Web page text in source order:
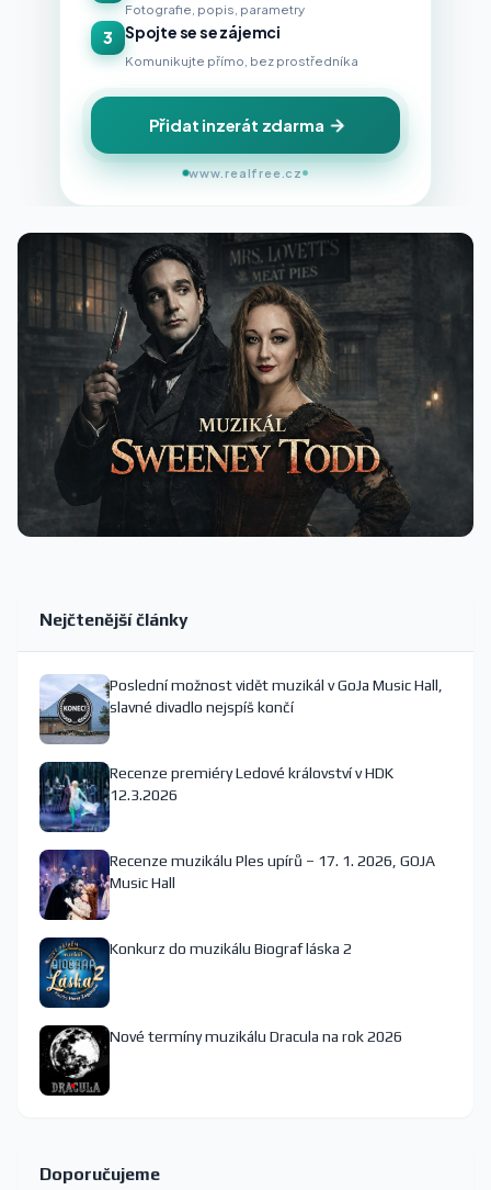
Fotografie, popis, parametry
3 Spojte se se zájemci
Komunikujte přímo, bez prostředníka
Přidat inzerát zdarma
www.realfree.cz
Nejčtenější články
Poslední možnost vidět muzikál v GoJa Music Hall,
slavné divadlo nejspíš končí
Recenze premiéry Ledové království v HDK
12.3.2026
Recenze muzikálu Ples upírů – 17. 1. 2026, GOJA
Music Hall
Konkurz do muzikálu Biograf láska 2
Nové termíny muzikálu Dracula na rok 2026
Doporučujeme